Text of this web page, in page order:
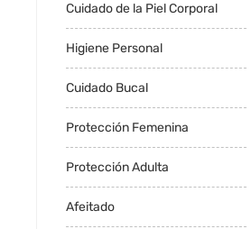
Cuidado de la Piel Corporal
Higiene Personal
Cuidado Bucal
Protección Femenina
Protección Adulta
Afeitado